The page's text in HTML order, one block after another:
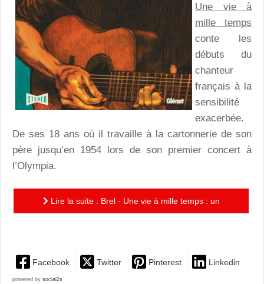
Une vie à
mille temps
conte les
débuts du
chanteur
français à la
sensibilité
exacerbée.
De ses 18 ans où il travaille à la cartonnerie de son
père jusqu’en 1954 lors de son premier concert à
l’Olympia.
Lire la suite : Brel - Une vie à mille temps : un
Facebook Twitter Pinterest Linkedin
powered by social2s